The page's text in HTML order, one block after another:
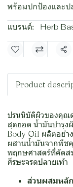
พร้อมปกป้องและ
แบรนด์: Herb
แช
Product
ปรนนิบัติผิวของคุณ
สุดยอด น้ำมันบำรุง
Body Oil ผลิตอย่า
ผสานน้ำมันจากพืช
พฤกษศาสตร์ที่คัดส
ศีรษะจรดปลายเท้า
ส่วนผสมหลั